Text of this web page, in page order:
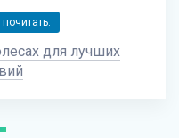
для лучших